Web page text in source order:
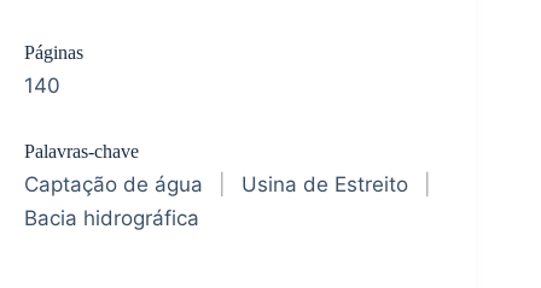
Páginas
140
Palavras-chave
Captação de água Usina de Estreito
Bacia hidrográfica